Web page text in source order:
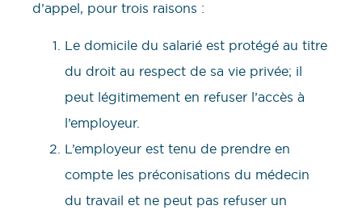
d’appel, pour trois raisons :
Le domicile du salarié est protégé au titre
du droit au respect de sa vie privée; il
peut légitimement en refuser l’accès à
l’employeur.
L’employeur est tenu de prendre en
compte les préconisations du médecin
du travail et ne peut pas refuser un